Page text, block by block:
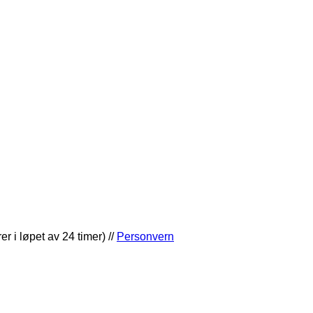
i løpet av 24 timer) // Personvern